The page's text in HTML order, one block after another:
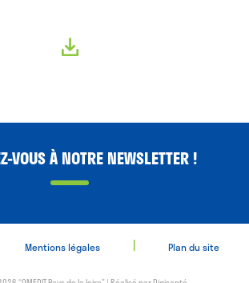
VOUS À NOTRE NEWSLETTER !
Mentions légales | Plan du site